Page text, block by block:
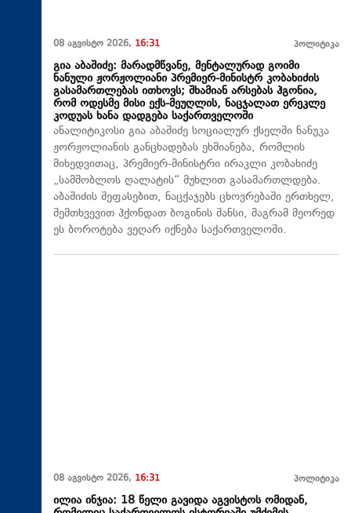
08 აგვისტო 2026, 16:31 პოლიტიკა
გია აბაშიძე: მარადმწვანე, მენტალურად გოიმი
ნანული ჟორჟოლიანი პრემიერ-მინისტრ კობახიძის
გასამართლებას ითხოვს; შხამიან არსებას ჰგონია,
რომ ოდესმე მისი ექს-მეუღლის, ნაცჯალათ ერეკლე
კოდუას ხანა დადგება საქართველოში
ანალიტიკოსი გია აბაშიძე სოციალურ ქსელში ნანუკა
ჟორჟოლიანის განცხადებას ეხმიანება, რომლის
მიხედვითაც, პრემიერ-მინისტრი ირაკლი კობახიძე
„სამშობლოს ღალატის“ მუხლით გასამართლდება.
აბაშიძის შეფასებით, ნაცქაჯებს ცხოვრებაში ერთხელ,
შემთხვევით ჰქონდათ ბოგინის შანსი, მაგრამ მეორედ
ეს ბოროტება ვეღარ იქნება საქართველოში.
08 აგვისტო 2026, 16:31 პოლიტიკა
ილია ინჯია: 18 წელი გავიდა აგვისტოს ომიდან,